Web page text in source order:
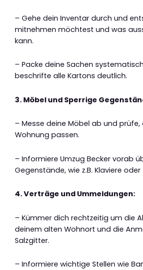
– Gehe dein Inventar durch und
mitnehmen möchtest und was
kann.
– Packe deine Sachen
beschrifte alle Kartons deutlich.
3. Möbel und Sperrige
– Messe deine Möbel ab und prüfe,
Wohnung passen.
– Informiere Umzug Becker vorab
Gegenstände, wie z.B. Klaviere oder
4. Verträge und Ummeldungen:
– Kümmer dich rechtzeitig um die
deinem alten Wohnort und die
Salzgitter.
– Informiere wichtige Stellen wie